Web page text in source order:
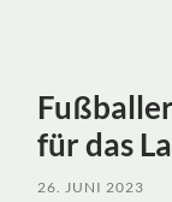
für das
26. JUNI 2023